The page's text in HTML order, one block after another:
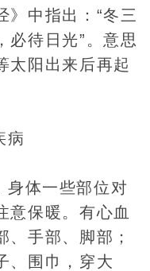
》中指出：“冬三
必待日光”。意思
太阳出来后再起
病
身体一些部位对
意保暖。有心血
手部、脚部；
、围巾，穿大